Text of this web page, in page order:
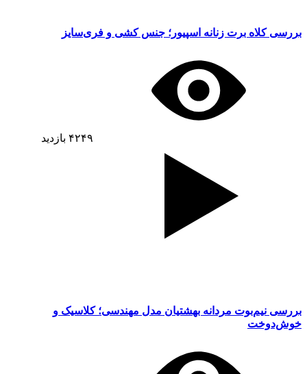
بررسی کلاه برت زنانه اسپیور؛ جنس کشی و فری‌سایز
۴۲۴۹ بازدید
بررسی نیم‌بوت مردانه بهشتیان مدل مهندسی؛ کلاسیک و
خوش‌دوخت